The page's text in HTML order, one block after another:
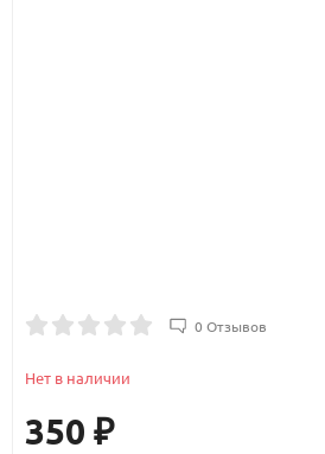
0 Отзывов
Нет в наличии
350 ₽